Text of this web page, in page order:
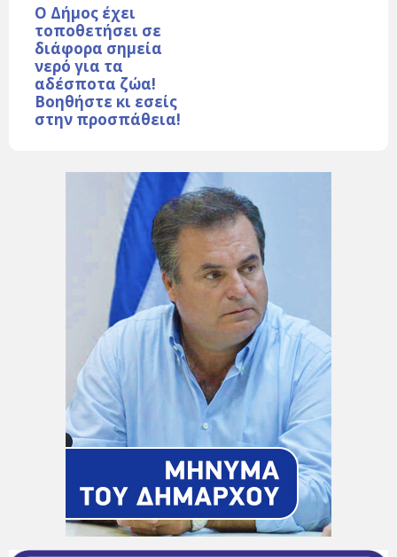
Ο Δήμος έχει
τοποθετήσει σε
διάφορα σημεία
νερό για τα
αδέσποτα ζώα!
Βοηθήστε κι εσείς
στην προσπάθεια!